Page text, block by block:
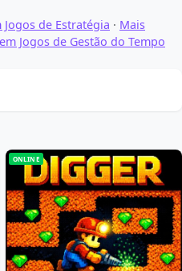
Jogos de Estratégia · Mais
Jogos de Gestão do Tempo
ONLINE